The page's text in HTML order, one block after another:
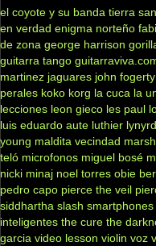
el coyote y su banda tierra
en verdad enigma norteño
de zona george harrison
guitarra tango
martinez jaguares john fogerty
perales koko korg la cuca la
lecciones leon gieco les paul
luis eduardo aute luthier
young maldita vecindad
teló microfonos miguel bosé
nicki minaj noel torres obie
pedro capo pierce the veil
siddhartha slash smartphones
inteligentes the cure the
garcia video lesson violin voz